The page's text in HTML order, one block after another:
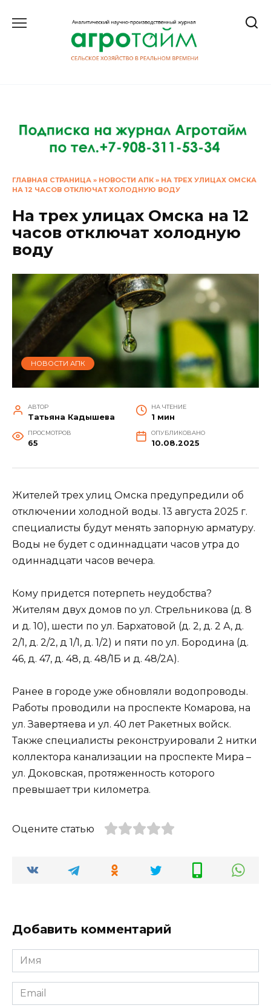
ГЛАВНАЯ СТРАНИЦА » НОВОСТИ АПК » НА ТРЕХ УЛИЦАХ ОМСКА
НА 12 ЧАСОВ ОТКЛЮЧАТ ХОЛОДНУЮ ВОДУ
На трех улицах Омска на 12
часов отключат холодную
воду
НОВОСТИ АПК
АВТОР
Татьяна Кадышева
НА ЧТЕНИЕ
1 мин
ПРОСМОТРОВ
65
ОПУБЛИКОВАНО
10.08.2025
Жителей трех улиц Омска предупредили об
отключении холодной воды. 13 августа 2025 г.
специалисты будут менять запорную арматуру.
Воды не будет с одиннадцати часов утра до
одиннадцати часов вечера.
Кому придется потерпеть неудобства?
Жителям двух домов по ул. Стрельникова (д. 8
и д. 10), шести по ул. Бархатовой (д. 2, д. 2 А, д.
2/1, д. 2/2, д 1/1, д. 1/2) и пяти по ул. Бородина (д.
46, д. 47, д. 48, д. 48/1Б и д. 48/2А).
Ранее в городе уже обновляли водопроводы.
Работы проводили на проспекте Комарова, на
ул. Завертяева и ул. 40 лет Ракетных войск.
Также специалисты реконструировали 2 нитки
коллектора канализации на проспекте Мира –
ул. Доковская, протяженность которого
превышает три километра.
Оцените статью
Добавить комментарий
Имя
*
Email
*